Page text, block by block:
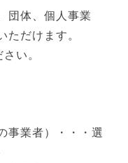
団体、個人事業
だけます。
い。
事業者）・・・選